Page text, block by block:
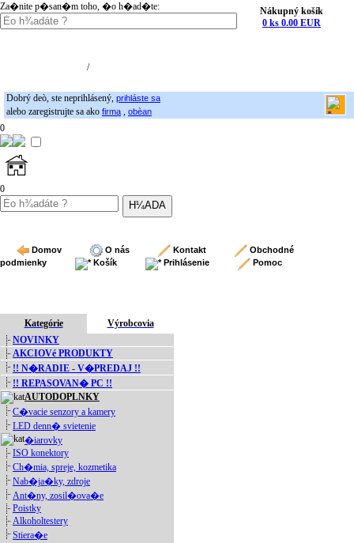
Za�nite p�san�m toho, �o h�ad�te:
Nákupný košík
0 ks 0.00 EUR
/
Dobrý deò, ste neprihlásený, prihláste sa
alebo zaregistrujte sa ako firma , obèan
0
0
Domov O nás Kontakt
Obchodné
podmienky
Košík Prihlásenie Pomoc
Kategórie
Výrobcovia
NOVINKY
AKCIOVé PRODUKTY
!! N�RADIE - V�PREDAJ !!
!! REPASOVAN� PC !!
AUTODOPLNKY
C�vacie senzory a kamery
LED denn� svietenie
�iarovky
ISO konektory
Ch�mia, spreje, kozmetika
Nab�ja�ky, zdroje
Ant�ny, zosil�ova�e
Poistky
Alkoholtestery
Stiera�e